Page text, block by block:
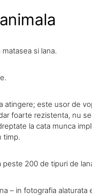
si lana.
atingere; este usor de
foarte rezistenta, nu
la cata munca
timp.
200 de tipuri de
– in fotografia alaturata